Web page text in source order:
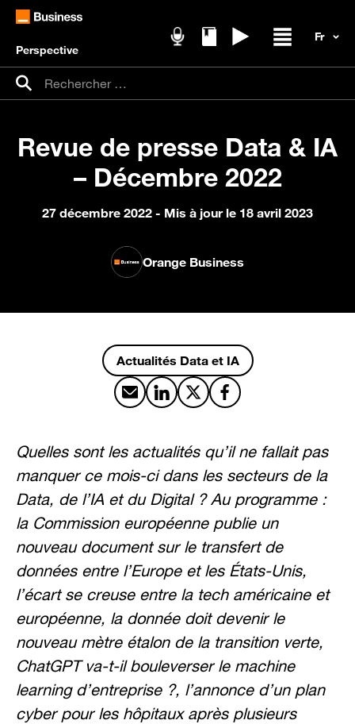
Perspective
Recherche pour :
Rechercher
Revue de presse Data & IA
– Décembre 2022
27 décembre 2022 - Mis à jour le 18 avril 2023
Orange Business
Actualités Data et IA
Partager par email
Partager sur LinkedIn
Partager sur X
Partager sur Facebook
Quelles sont les actualités qu’il ne fallait pas
manquer ce mois-ci dans les secteurs de la
Data, de l’IA et du Digital ? Au programme :
la Commission européenne publie un
nouveau document sur le transfert de
données entre l’Europe et les États-Unis,
l’écart se creuse entre la tech américaine et
européenne, la donnée doit devenir le
nouveau mètre étalon de la transition verte,
ChatGPT va-t-il bouleverser le machine
learning d’entreprise ?, l’annonce d’un plan
cyber pour les hôpitaux après plusieurs